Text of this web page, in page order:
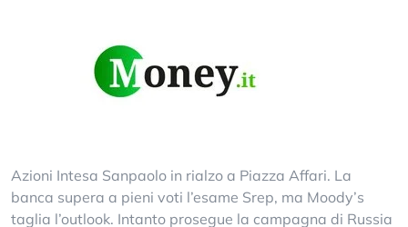
Azioni Intesa Sanpaolo in rialzo a Piazza Affari. La
banca supera a pieni voti l’esame Srep, ma Moody’s
taglia l’outlook. Intanto prosegue la campagna di Russia